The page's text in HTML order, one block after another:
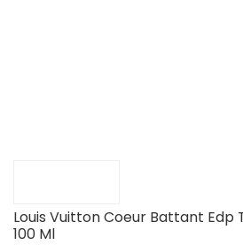
Louis Vuitton Coeur Battant Edp
100 Ml